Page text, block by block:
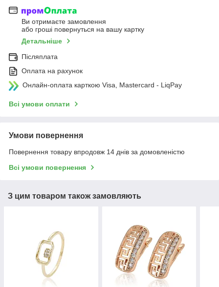
Ви отримаєте замовлення
або гроші повернуться на вашу картку
Детальніше
Післяплата
Оплата на рахунок
Онлайн-оплата карткою Visa, Mastercard - LiqPay
Всі умови оплати
Умови повернення
Повернення товару впродовж 14 днів за домовленістю
Всі умови повернення
З цим товаром також замовляють